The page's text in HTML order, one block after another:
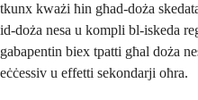
tkunx kważi ħin għad-doża
id-doża nesa u kompli bl-iskeda
gabapentin biex tpatti għal doża
eċċessiv u effetti sekondarji oħra.